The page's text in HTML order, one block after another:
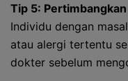
Tip 5:
Individu dengan
atau alergi tertentu
dokter sebelum